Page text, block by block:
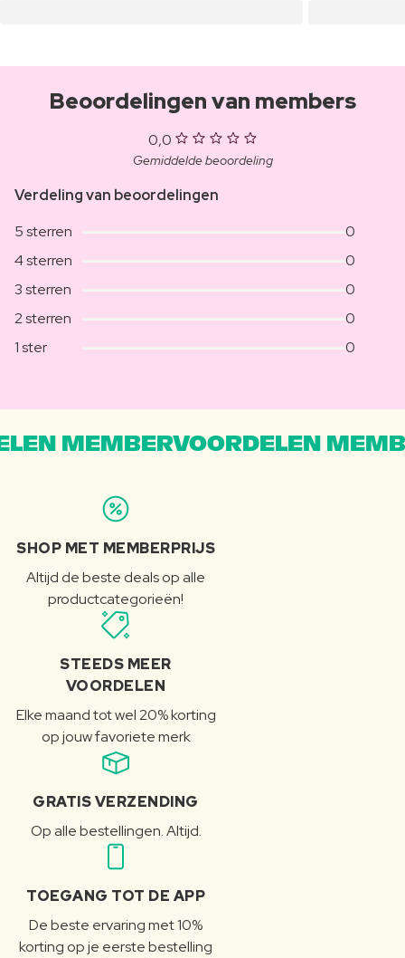
Beoordelingen van members
0,0
Gemiddelde beoordeling
Verdeling van beoordelingen
5 sterren
0
4 sterren
0
3 sterren
0
2 sterren
0
1 ster
0
MEMBERVOORDELEN
SHOP MET MEMBERPRIJS
Altijd de beste deals op alle
productcategorieën!
STEEDS MEER
VOORDELEN
Elke maand tot wel 20% korting
op jouw favoriete merk
GRATIS VERZENDING
Op alle bestellingen. Altijd.
TOEGANG TOT DE APP
De beste ervaring met 10%
korting op je eerste bestelling